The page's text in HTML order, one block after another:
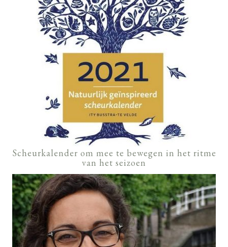
Scheurkalender om mee te bewegen in het ritme
van het seizoen